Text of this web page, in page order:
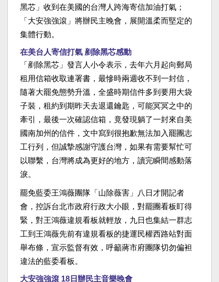
黑芯」收到在美國的台灣人跨海寄信加油打氣；
「大安強強滾」將辦民主晚會，展開溫柔而堅定的
集體行動。
在美台人寄信打氣 剷除黑芯感動
「剷除黑芯」發言人小令表示，去年六月起向郵局
租用信箱收取連署書，最慘時兩週收不到一封信，
隨著大罷免態勢升溫，全盛時期信件多到要用大袋
子裝，租約到期昨天去退還鑰匙，可能冥冥之中的
牽引，最後一次確認信箱，竟發現躺了一封來自美
國南加州的信件，文中寫到很抱歉無法加入罷團志
工行列，但誠摯感謝守護台灣，如果有需要幫忙可
以聯繫，台灣將成為更好的地方，讀完瞬間感動落
淚。
罷免藍委王鴻薇團隊「山除薇害」八日才開記者
會，控訴台北市政府行政大小眼，對罷團看板盯得
緊，對王鴻薇違規看板就輕放，九日也集結一群志
工到王鴻薇先前有違規看板的捷運民權西路站對面
舉布條，宣示監督有效，呼籲蔣市府團隊切勿偏袒
違法的藍委看板。
大安強強滾 18日辦民主音樂晚會